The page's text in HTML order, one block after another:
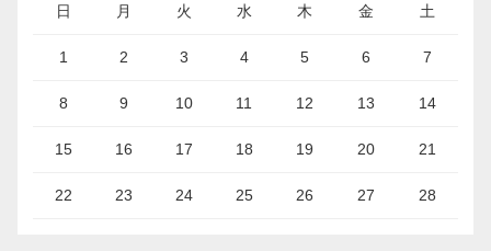
日 月 火 水 木 金 土
1 2 3 4 5 6 7
8 9 10 11 12 13 14
15 16 17 18 19 20 21
22 23 24 25 26 27 28